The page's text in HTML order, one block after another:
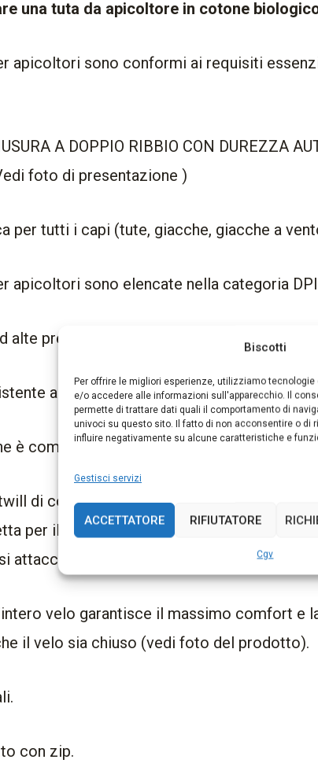
Biscotti
Per offrire le migliori esperienze, utilizziamo
e/o accedere alle informazioni sull'apparecchio. Il
permette di trattare dati quali il comportamento di
univoci su questo sito. Il fatto di non acconsentire o di
influire negativamente su alcune caratteristiche e
Gestisci servizi
ACCETTATORE RIFIUTATORE
Cgv
una tuta da apicoltore in cotone
apicoltori sono conformi ai requisiti
A DOPPIO RIBBIO CON DUREZZA
foto di presentazione )
per tutti i capi (tute, giacche, giacche a
apicoltori sono elencate nella categoria
alte prestazioni da 300 grammi. La trama
all “usura, all” abrasione e allo
è comodo e ben ventilato, perfetto per un
di cotone foderato (600g) garantisce un
per il viso e la testa. La vestibilità ampia
attacchi alla pelle.
velo garantisce il massimo comfort e
il velo sia chiuso (vedi foto del prodotto).
con zip.